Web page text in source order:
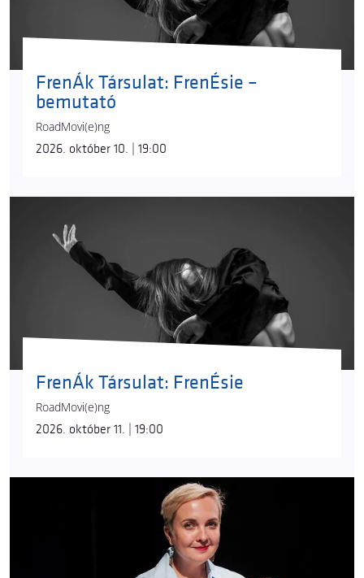
FrenÁk Társulat: FrenÉsie –
bemutató
RoadMovi(e)ng
2026. október 10. | 19:00
FrenÁk Társulat: FrenÉsie
RoadMovi(e)ng
2026. október 11. | 19:00